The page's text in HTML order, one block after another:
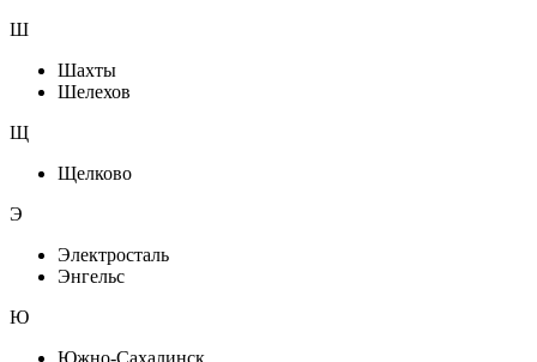
Ш
Шахты
Шелехов
Щ
Щелково
Э
Электросталь
Энгельс
Ю
Южно-Сахалинск